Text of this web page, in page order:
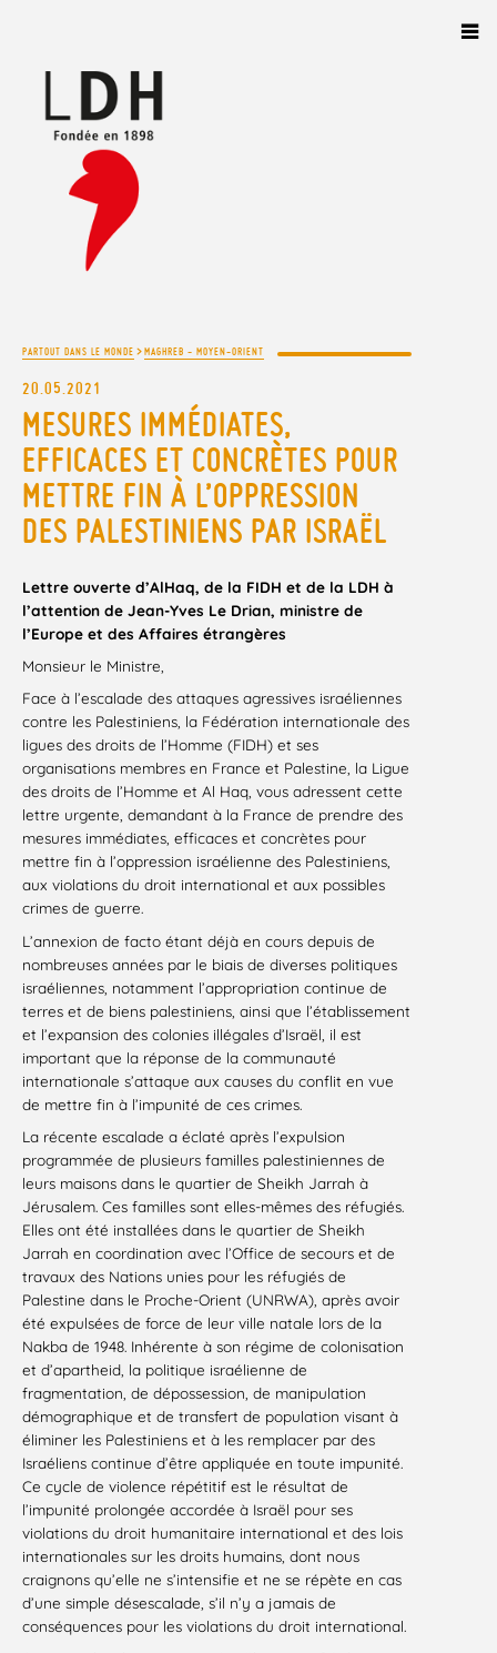
PARTOUT DANS LE MONDE >MAGHREB - MOYEN-ORIENT
20.05.2021
MESURES IMMÉDIATES,
EFFICACES ET CONCRÈTES POUR
METTRE FIN À L’OPPRESSION
DES PALESTINIENS PAR ISRAËL
Lettre ouverte d’AlHaq, de la FIDH et de la LDH à
l’attention de Jean-Yves Le Drian, ministre de
l’Europe et des Affaires étrangères
Monsieur le Ministre,
Face à l’escalade des attaques agressives israéliennes
contre les Palestiniens, la Fédération internationale des
ligues des droits de l’Homme (FIDH) et ses
organisations membres en France et Palestine, la Ligue
des droits de l’Homme et Al Haq, vous adressent cette
lettre urgente, demandant à la France de prendre des
mesures immédiates, efficaces et concrètes pour
mettre fin à l’oppression israélienne des Palestiniens,
aux violations du droit international et aux possibles
crimes de guerre.
L’annexion de facto étant déjà en cours depuis de
nombreuses années par le biais de diverses politiques
israéliennes, notamment l’appropriation continue de
terres et de biens palestiniens, ainsi que l’établissement
et l’expansion des colonies illégales d’Israël, il est
important que la réponse de la communauté
internationale s’attaque aux causes du conflit en vue
de mettre fin à l’impunité de ces crimes.
La récente escalade a éclaté après l’expulsion
programmée de plusieurs familles palestiniennes de
leurs maisons dans le quartier de Sheikh Jarrah à
Jérusalem. Ces familles sont elles-mêmes des réfugiés.
Elles ont été installées dans le quartier de Sheikh
Jarrah en coordination avec l’Office de secours et de
travaux des Nations unies pour les réfugiés de
Palestine dans le Proche-Orient (UNRWA), après avoir
été expulsées de force de leur ville natale lors de la
Nakba de 1948. Inhérente à son régime de colonisation
et d’apartheid, la politique israélienne de
fragmentation, de dépossession, de manipulation
démographique et de transfert de population visant à
éliminer les Palestiniens et à les remplacer par des
Israéliens continue d’être appliquée en toute impunité.
Ce cycle de violence répétitif est le résultat de
l’impunité prolongée accordée à Israël pour ses
violations du droit humanitaire international et des lois
internationales sur les droits humains, dont nous
craignons qu’elle ne s’intensifie et ne se répète en cas
d’une simple désescalade, s’il n’y a jamais de
conséquences pour les violations du droit international.